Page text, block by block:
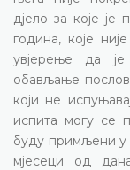
дјело за које
година, које
увјерење да
обављање
који не
испита могу се
буду примљени
мјесеци од